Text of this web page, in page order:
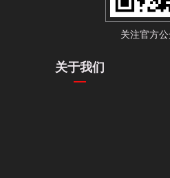
关注官方
关于我们